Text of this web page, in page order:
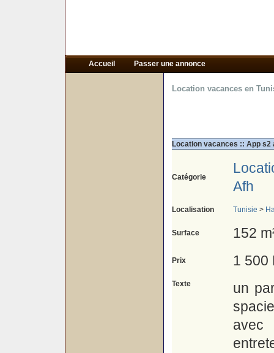
Accueil Passer une annonce
Location vacances en
Location vacances :: App
Catégorie
Afh
Localisation Tunisie >
Surface 152
Prix 1 500
Texte
un